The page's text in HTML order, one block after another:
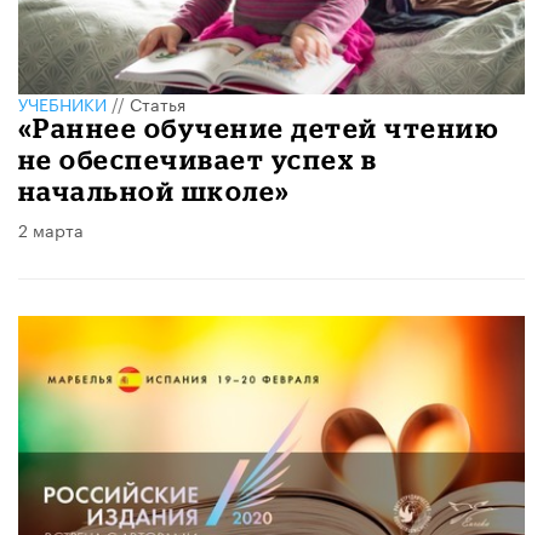
УЧЕБНИКИ//Статья
«Раннее обучение детей чтению
не обеспечивает успех в
начальной школе»
2 марта